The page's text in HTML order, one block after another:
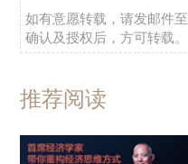
如有意愿转载，请发邮件至
确认及授权后，方可转载。
推荐阅读